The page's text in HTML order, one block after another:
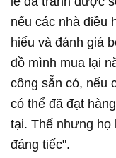
nếu các nhà điều
hiểu và đánh giá
đồ mình mua lại
công sẵn có, nếu
có thể đã đạt
tại. Thế nhưng họ
đáng tiếc".